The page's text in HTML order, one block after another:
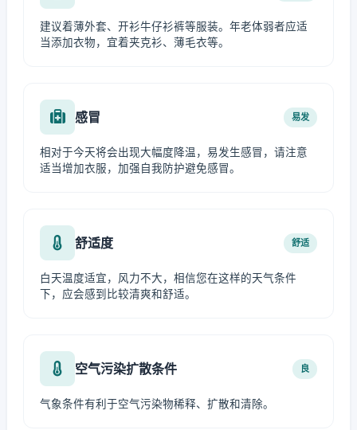
建议着薄外套、开衫牛仔衫裤等服装。年老体弱者应适
当添加衣物，宜着夹克衫、薄毛衣等。
感冒 易发
相对于今天将会出现大幅度降温，易发生感冒，请注意
适当增加衣服，加强自我防护避免感冒。
舒适度 舒适
白天温度适宜，风力不大，相信您在这样的天气条件
下，应会感到比较清爽和舒适。
空气污染扩散条件 良
气象条件有利于空气污染物稀释、扩散和清除。